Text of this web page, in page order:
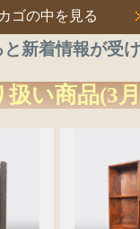
カゴの中を見る
新着情報が受
扱い商品(3